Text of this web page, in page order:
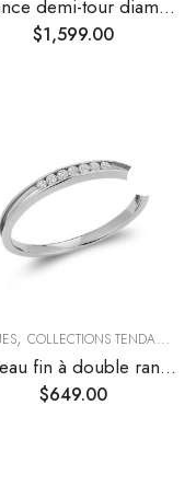
Alliance demi-tour diamants, effet marquise
$1,599.00
& ALLIANCES
, COLLECTIONS TENDANCES
Anneau fin à double rang ouvert en diamants
$649.00